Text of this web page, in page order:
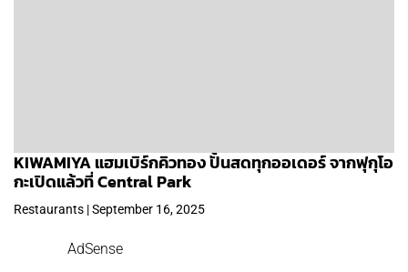
KIWAMIYA แฮมเบิร์กคิวทอง ปั้นสดทุกออเดอร์ จากฟุกุโอ
กะเปิดแล้วที่ Central Park
Restaurants | September 16, 2025
AdSense